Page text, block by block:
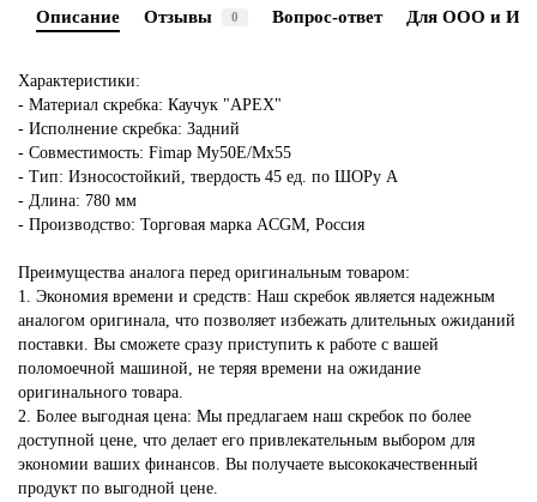
Описание Отзывы 0 Вопрос-ответ Для ООО и ИП
Характеристики:
- Материал скребка: Каучук "APEX"
- Исполнение скребка: Задний
- Совместимость: Fimap My50E/Мх55
- Тип: Износостойкий, твердость 45 ед. по ШОРу А
- Длина: 780 мм
- Производство: Торговая марка ACGM, Россия
Преимущества аналога перед оригинальным товаром:
1. Экономия времени и средств: Наш скребок является надежным
аналогом оригинала, что позволяет избежать длительных ожиданий
поставки. Вы сможете сразу приступить к работе с вашей
поломоечной машиной, не теряя времени на ожидание
оригинального товара.
2. Более выгодная цена: Мы предлагаем наш скребок по более
доступной цене, что делает его привлекательным выбором для
экономии ваших финансов. Вы получаете высококачественный
продукт по выгодной цене.